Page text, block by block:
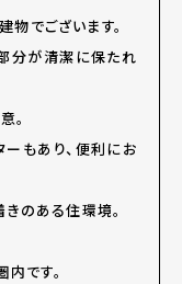
でございます。
分が清潔に保たれ
。
もあり、便利にお
のある住環境。
です。